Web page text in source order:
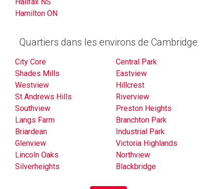
Hamilton ON
Quartiers dans les environs de Cambridge
City Core
Central Park
Shades Mills
Eastview
Westview
Hillcrest
St Andrews Hills
Riverview
Southview
Preston Heights
Langs Farm
Branchton Park
Briardean
Industrial Park
Glenview
Victoria Highlands
Lincoln Oaks
Northview
Silverheights
Blackbridge